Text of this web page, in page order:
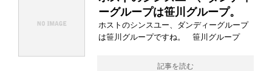
ーグループは笹川グループ。
ホストのシンスユー、ダンディーグループ
は笹川グループですね。 笹川グループ
記事を読む